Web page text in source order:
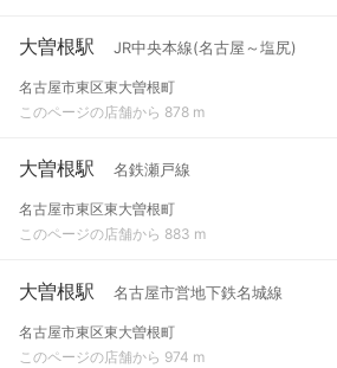
大曽根駅 JR中央本線(名古屋～塩尻)
名古屋市東区東大曽根町
このページの店舗から 878 m
大曽根駅 名鉄瀬戸線
名古屋市東区東大曽根町
このページの店舗から 883 m
大曽根駅 名古屋市営地下鉄名城線
名古屋市東区東大曽根町
このページの店舗から 974 m